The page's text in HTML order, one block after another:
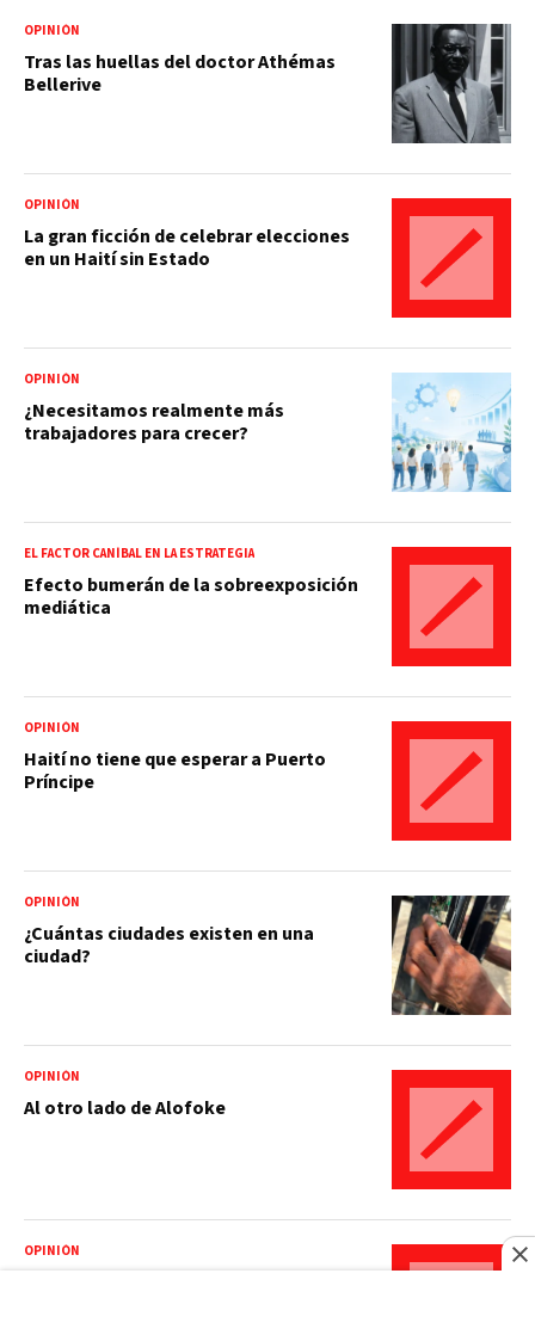
OPINIÓN
Tras las huellas del doctor Athémas
Bellerive
OPINIÓN
La gran ficción de celebrar elecciones
en un Haití sin Estado
OPINIÓN
¿Necesitamos realmente más
trabajadores para crecer?
EL FACTOR CANÍBAL EN LA ESTRATEGIA
Efecto bumerán de la sobreexposición
mediática
OPINIÓN
Haití no tiene que esperar a Puerto
Príncipe
OPINIÓN
¿Cuántas ciudades existen en una
ciudad?
OPINIÓN
Al otro lado de Alofoke
OPINIÓN